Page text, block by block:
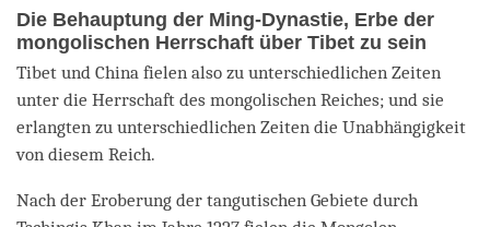
Die Behauptung der Ming-Dynastie, Erbe der
mongolischen Herrschaft über Tibet zu sein
Tibet und China fielen also zu unterschiedlichen Zeiten
unter die Herrschaft des mongolischen Reiches; und sie
erlangten zu unterschiedlichen Zeiten die Unabhängigkeit
von diesem Reich.
Nach der Eroberung der tangutischen Gebiete durch